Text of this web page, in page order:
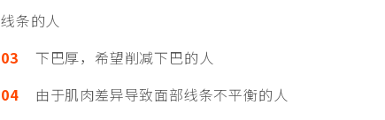
线条的人
03 下巴厚，希望削减下巴的人
04由于肌肉差异导致面部线条不平衡的人